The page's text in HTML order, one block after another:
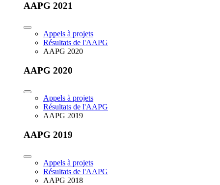
AAPG 2021
Appels à projets
Résultats de l'AAPG
AAPG 2020
AAPG 2020
Appels à projets
Résultats de l'AAPG
AAPG 2019
AAPG 2019
Appels à projets
Résultats de l'AAPG
AAPG 2018